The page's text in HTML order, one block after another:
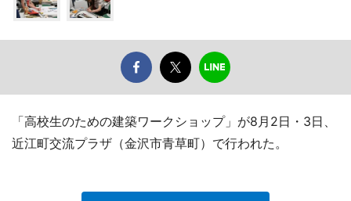
「高校生のための建築ワークショップ」が8月2日・3日、
近江町交流プラザ（金沢市青草町）で行われた。